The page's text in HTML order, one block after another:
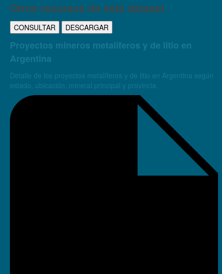
Otros recursos de este dataset
CONSULTAR DESCARGAR
Proyectos mineros metalíferos y de litio en
Argentina
Detalle de los proyectos metalíferos y de litio en Argentina según
estado, ubicación, mineral principal y provincia.